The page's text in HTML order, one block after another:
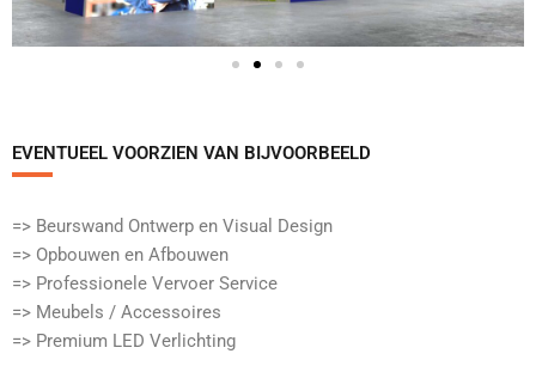
EVENTUEEL VOORZIEN VAN BIJVOORBEELD​
=> Beurswand Ontwerp en Visual Design
=> Opbouwen en Afbouwen
=> Professionele Vervoer Service
=> Meubels / Accessoires
=> Premium LED Verlichting